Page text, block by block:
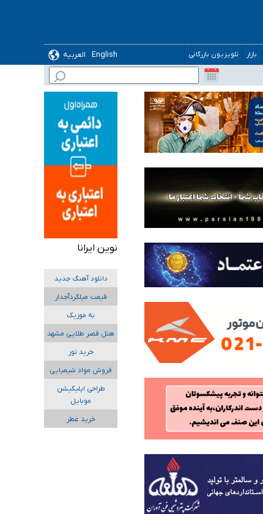
بازار تلویزیون بازرگانی English
العربیه
نوین ایرانا
دانلود آهنگ جدید
قیمت میلگردآجدار
به موزیک
هتل قصر طلایی مشهد
خرید تور
فروش مواد شیمیایی
طراحی اپلیکیشن
موبایل
خرید عطر